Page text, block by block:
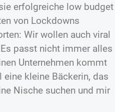
erfolgreiche low budget
von Lockdowns
Wir wollen auch viral
passt nicht immer alles
Unternehmen kommt
kleine Bäckerin, das
Nische suchen und mir